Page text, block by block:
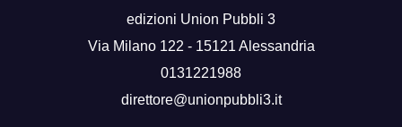
edizioni Union Pubbli 3
Via Milano 122 - 15121 Alessandria
0131221988
direttore@unionpubbli3.it